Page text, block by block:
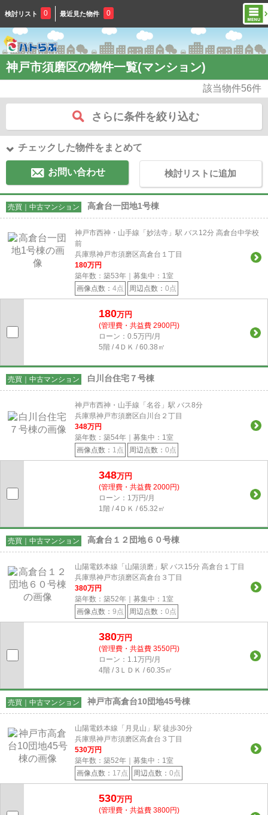
検討リスト 0 最近見た物件 0
神戸市須磨区の物件一覧(マンション)
該当物件56件
さらに条件を絞り込む
チェックした物件をまとめて
お問い合わせ 検討リストに追加
売買｜中古マンション 高倉台一団地1号棟
神戸市西神・山手線「妙法寺」駅 バス12分 高倉台中学校
前
兵庫県神戸市須磨区高倉台１丁目
180万円
築年数：築53年｜募集中： 1室
画像点数： 4点 周辺点数： 0点
180万円
(管理費・共益費 2900円)
ローン：0.5万円/月
5階 / 4ＤＫ / 60.38㎡
売買｜中古マンション 白川台住宅７号棟
神戸市西神・山手線「名谷」駅 バス8分
兵庫県神戸市須磨区白川台２丁目
348万円
築年数：築54年｜募集中： 1室
画像点数： 1点 周辺点数： 0点
348万円
(管理費・共益費 2000円)
ローン：1万円/月
1階 / 4ＤＫ / 65.32㎡
売買｜中古マンション 高倉台１２団地６０号棟
山陽電鉄本線「山陽須磨」駅 バス15分 高倉台１丁目
兵庫県神戸市須磨区高倉台３丁目
380万円
築年数：築52年｜募集中： 1室
画像点数： 9点 周辺点数： 0点
380万円
(管理費・共益費 3550円)
ローン：1.1万円/月
4階 / 3ＬＤＫ / 60.35㎡
売買｜中古マンション 神戸市高倉台10団地45号棟
山陽電鉄本線「月見山」駅 徒歩30分
兵庫県神戸市須磨区高倉台３丁目
530万円
築年数：築52年｜募集中： 1室
画像点数： 17点 周辺点数： 0点
530万円
(管理費・共益費 3800円)